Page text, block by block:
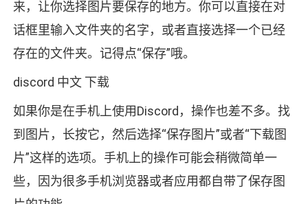
来，让你选择图片要保存的地方。你可以直接在对
话框里输入文件夹的名字，或者直接选择一个已经
存在的文件夹。记得点“保存”哦。
discord 中文 下载
如果你是在手机上使用Discord，操作也差不多。找
到图片，长按它，然后选择“保存图片”或者“下载图
片”这样的选项。手机上的操作可能会稍微简单一
些，因为很多手机浏览器或者应用都自带了保存图